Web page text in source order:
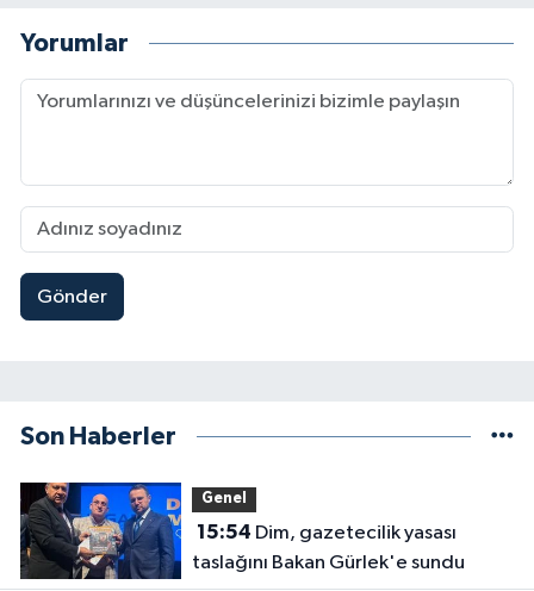
Yorumlar
Gönder
Son Haberler
Genel
15:54
taslağını Bakan Gürlek'e sundu